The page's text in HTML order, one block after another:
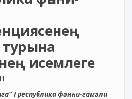
исемлеге
I республика фәнни-гамәли